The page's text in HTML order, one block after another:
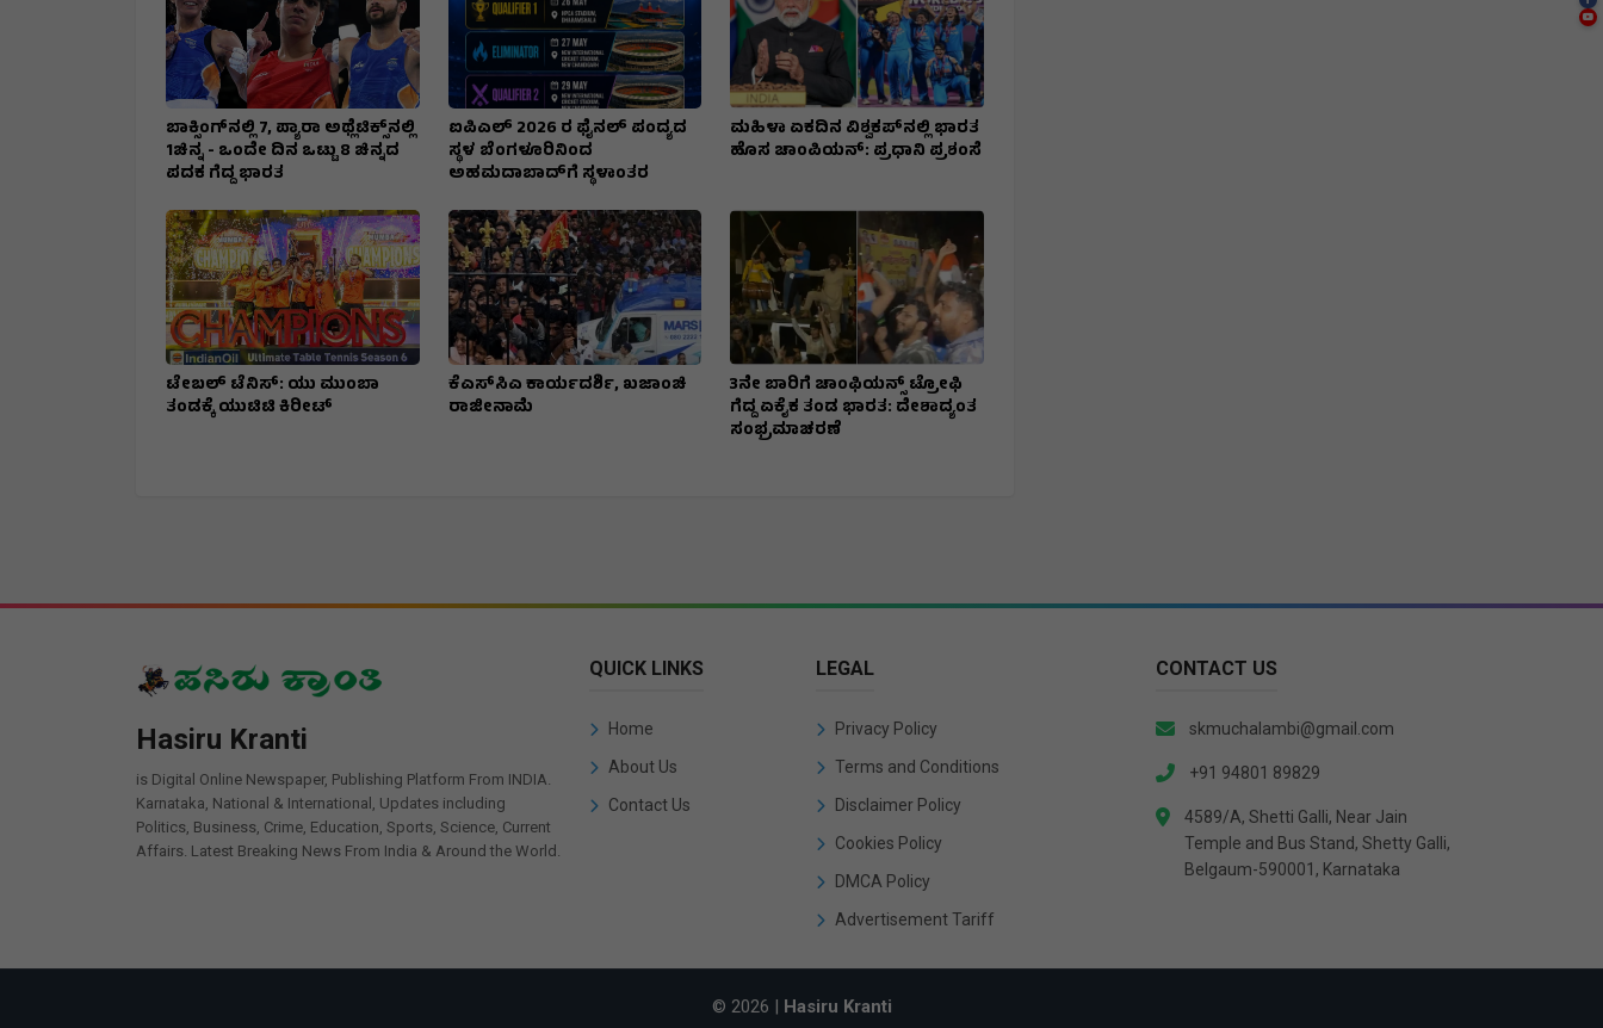
ಬಾಕ್ಸಿಂಗ್‌ನಲ್ಲಿ 7, ಪ್ಯಾರಾ ಅಥ್ಲೆಟಿಕ್ಸ್‌ನಲ್ಲಿ
1ಚಿನ್ನ - ಒಂದೇ ದಿನ ಒಟ್ಟು 8 ಚಿನ್ನದ
ಪದಕ ಗೆದ್ದ ಭಾರತ
ಐಪಿಎಲ್ 2026 ರ ಫೈನಲ್ ಪಂದ್ಯದ
ಸ್ಥಳ ಬೆಂಗಳೂರಿನಿಂದ
ಅಹಮದಾಬಾದ್‌ಗೆ ಸ್ಥಳಾಂತರ
ಮಹಿಳಾ ಏಕದಿನ ವಿಶ್ವಕಪ್​ನಲ್ಲಿ ಭಾರತ
ಹೊಸ ಚಾಂಪಿಯನ್​: ಪ್ರಧಾನಿ ಪ್ರಶಂಸೆ
ಟೇಬಲ್‌ ಟೆನಿಸ್:‌ ಯು ಮುಂಬಾ
ತಂಡಕ್ಕೆ ಯುಟಿಟಿ ಕಿರೀಟ್‌
ಕೆಎಸ್​ಸಿಎ ಕಾರ್ಯದರ್ಶಿ, ಖಜಾಂಚಿ
ರಾಜೀನಾಮೆ
3ನೇ ಬಾರಿಗೆ ಚಾಂಫಿಯನ್ಸ್ ಟ್ರೋಫಿ
ಗೆದ್ದ ಏಕೈಕ ತಂಡ ಭಾರತ: ದೇಶಾದ್ಯಂತ
ಸಂಭ್ರಮಾಚರಣೆ
Hasiru Kranti
is Digital Online Newspaper, Publishing Platform From INDIA.
Karnataka, National & International, Updates including
Politics, Business, Crime, Education, Sports, Science, Current
Affairs. Latest Breaking News From India & Around the World.
QUICK LINKS
Home
About Us
Contact Us
LEGAL
Privacy Policy
Terms and Conditions
Disclaimer Policy
Cookies Policy
DMCA Policy
Advertisement Tariff
CONTACT US
skmuchalambi@gmail.com
+91 94801 89829
4589/A, Shetti Galli, Near Jain
Temple and Bus Stand, Shetty Galli,
Belgaum-590001, Karnataka
© 2026 | Hasiru Kranti